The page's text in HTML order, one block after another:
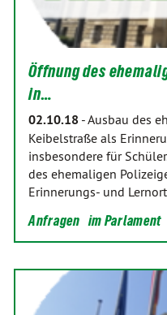
Öffnung des
in…
02.10.18 -Ausbau des
Keibelstraße als
insbesondere für
des ehemaligen
Erinnerungs- und
Anfragen im Parlament